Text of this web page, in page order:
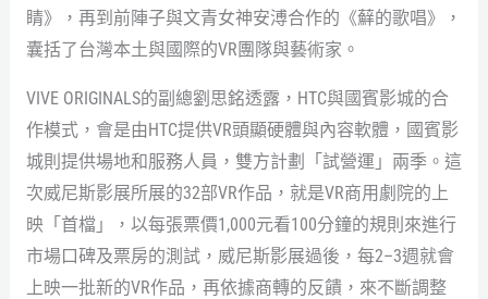
睛》，再到前陣子與文青女神安溥合作的《蘚的歌唱》，
囊括了台灣本土與國際的VR團隊與藝術家。
VIVE ORIGINALS的副總劉思銘透露，HTC與國賓影城的合
作模式，會是由HTC提供VR頭顯硬體與內容軟體，國賓影
城則提供場地和服務人員，雙方計劃「試營運」兩季。這
次威尼斯影展所展的32部VR作品，就是VR商用劇院的上
映「首檔」，以每張票價1,000元看100分鐘的規則來進行
市場口碑及票房的測試，威尼斯影展過後，每2–3週就會
上映一批新的VR作品，再依據商轉的反饋，來不斷調整